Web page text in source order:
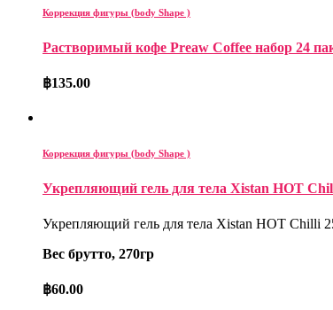
Коррекция фигуры (body Shape )
Растворимый кофе Preaw Coffee набор 24
฿135.00
Коррекция фигуры (body Shape )
Укрепляющий гель для тела Xistan HOT
Укрепляющий гель для тела Xistan HOT Chilli
Вес брутто, 270гр
฿60.00